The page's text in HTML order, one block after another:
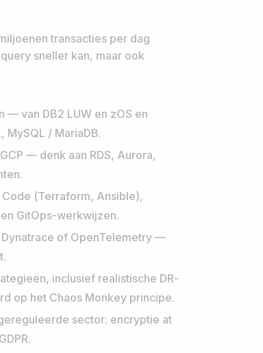
transacties per dag
sneller kan, maar ook
van DB2 LUW en zOS en
/ MariaDB.
— denk aan RDS, Aurora,
(Terraform, Ansible),
GitOps-werkwijzen.
of OpenTelemetry —
inclusief realistische DR-
op het Chaos Monkey principe.
sector: encryptie at